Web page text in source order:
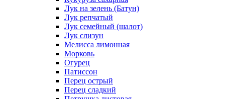
Лук на зелень (Батун)
Лук репчатый
Лук семейный (шалот)
Лук слизун
Мелисса лимонная
Морковь
Огурец
Патиссон
Перец острый
Перец сладкий